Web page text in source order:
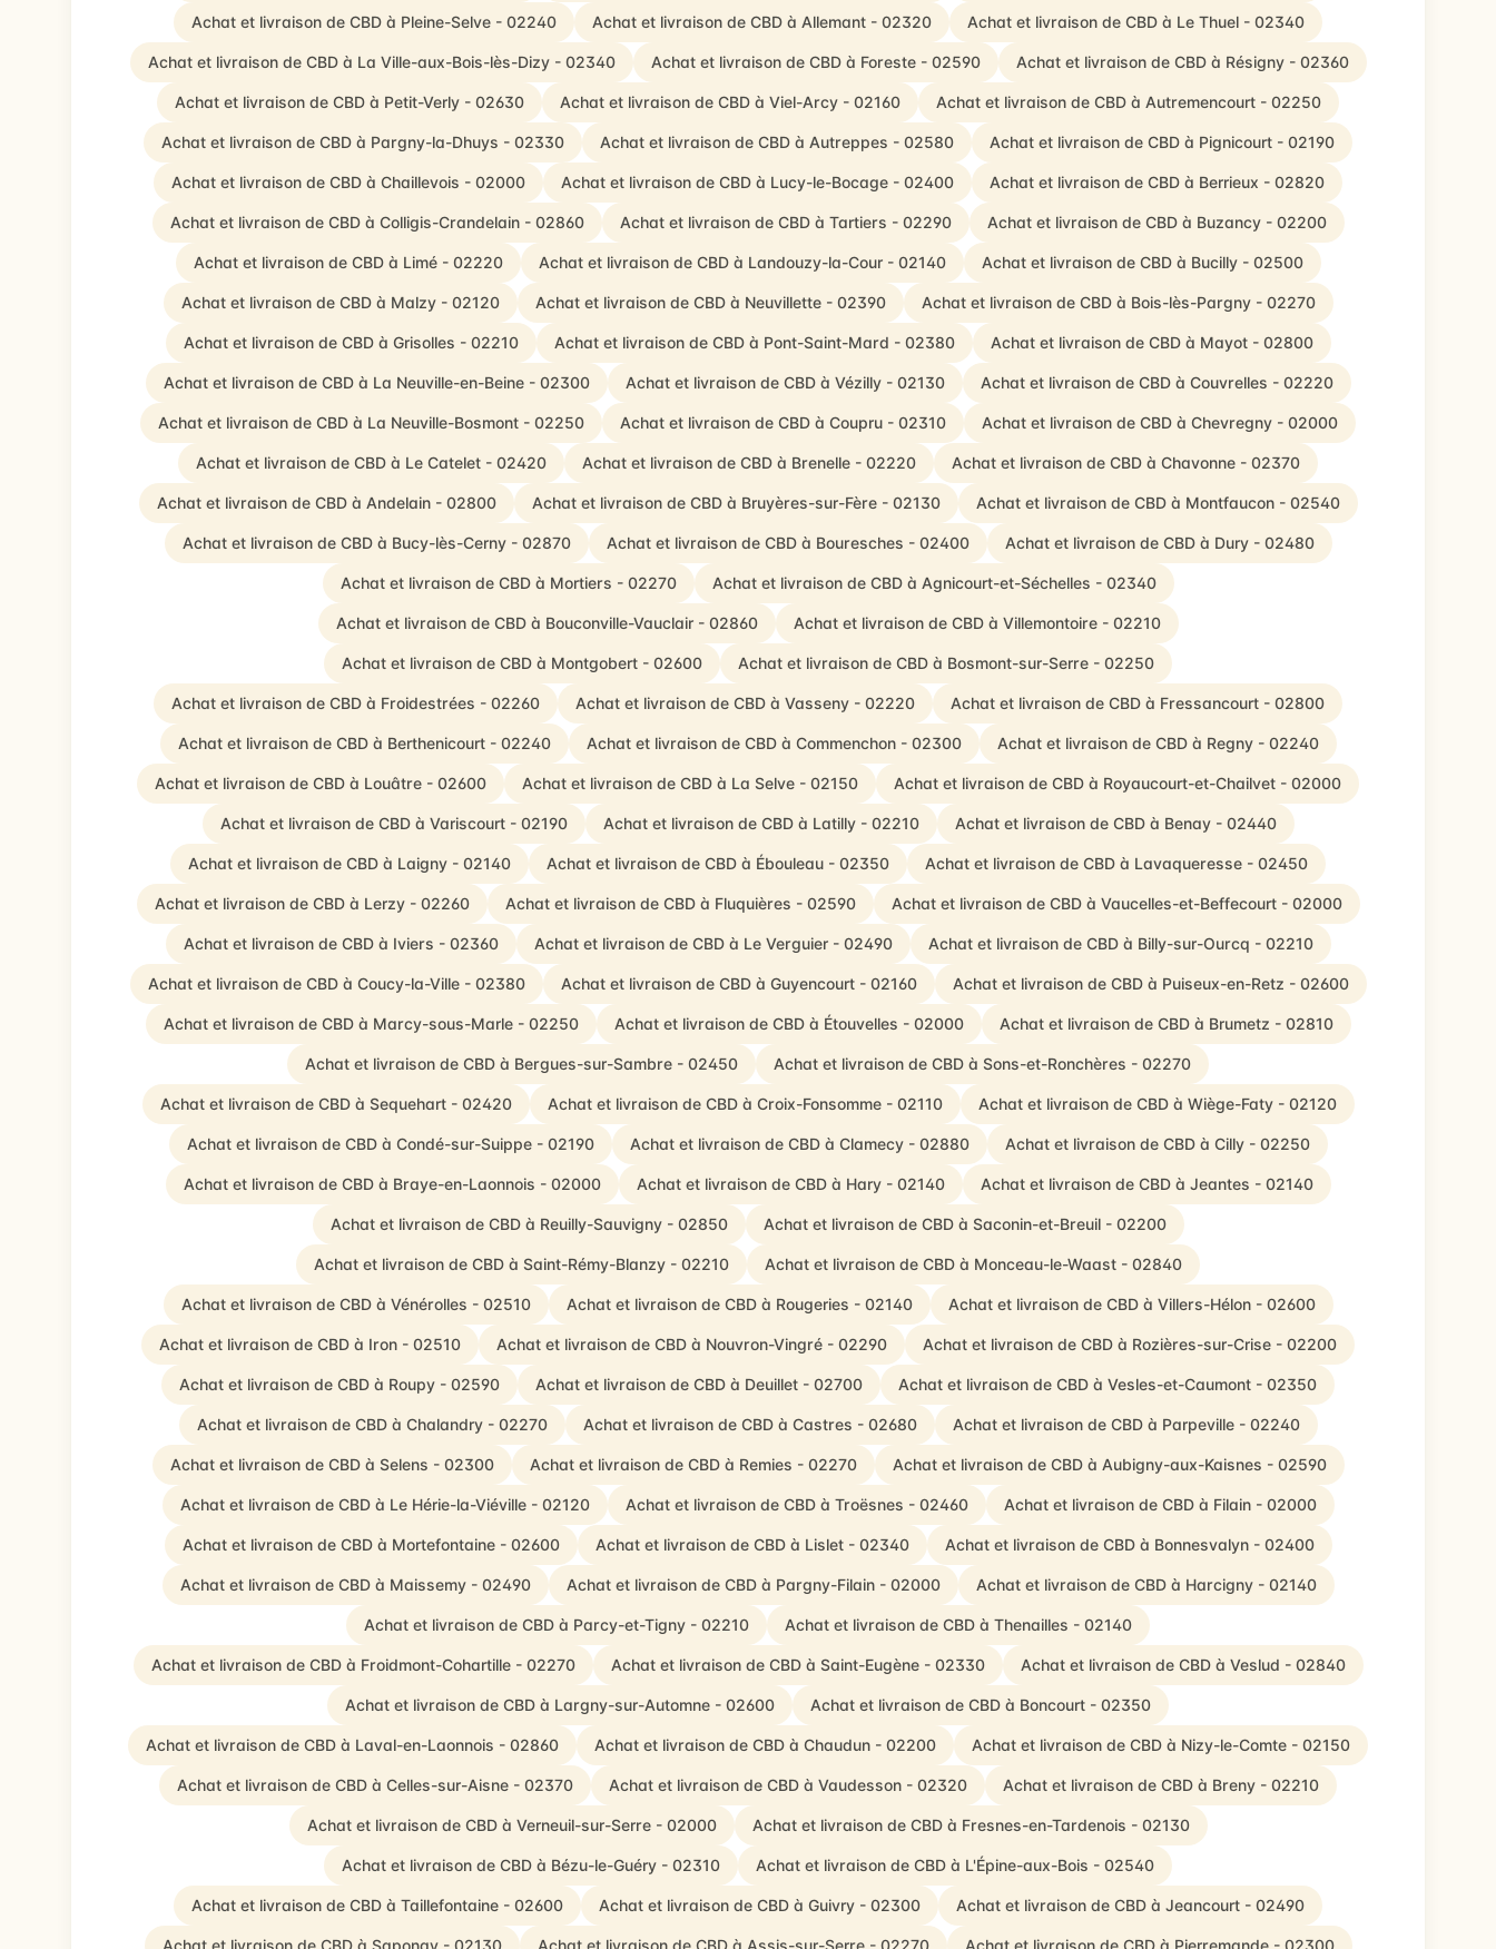
Achat et livraison de CBD à Pleine-Selve - 02240 Achat et livraison de CBD à Allemant - 02320 Achat et livraison de CBD à Le Thuel - 02340
Achat et livraison de CBD à La Ville-aux-Bois-lès-Dizy - 02340 Achat et livraison de CBD à Foreste - 02590 Achat et livraison de CBD à Résigny - 02360
Achat et livraison de CBD à Petit-Verly - 02630 Achat et livraison de CBD à Viel-Arcy - 02160 Achat et livraison de CBD à Autremencourt - 02250
Achat et livraison de CBD à Pargny-la-Dhuys - 02330 Achat et livraison de CBD à Autreppes - 02580 Achat et livraison de CBD à Pignicourt - 02190
Achat et livraison de CBD à Chaillevois - 02000 Achat et livraison de CBD à Lucy-le-Bocage - 02400 Achat et livraison de CBD à Berrieux - 02820
Achat et livraison de CBD à Colligis-Crandelain - 02860 Achat et livraison de CBD à Tartiers - 02290 Achat et livraison de CBD à Buzancy - 02200
Achat et livraison de CBD à Limé - 02220 Achat et livraison de CBD à Landouzy-la-Cour - 02140 Achat et livraison de CBD à Bucilly - 02500
Achat et livraison de CBD à Malzy - 02120 Achat et livraison de CBD à Neuvillette - 02390 Achat et livraison de CBD à Bois-lès-Pargny - 02270
Achat et livraison de CBD à Grisolles - 02210 Achat et livraison de CBD à Pont-Saint-Mard - 02380 Achat et livraison de CBD à Mayot - 02800
Achat et livraison de CBD à La Neuville-en-Beine - 02300 Achat et livraison de CBD à Vézilly - 02130 Achat et livraison de CBD à Couvrelles - 02220
Achat et livraison de CBD à La Neuville-Bosmont - 02250 Achat et livraison de CBD à Coupru - 02310 Achat et livraison de CBD à Chevregny - 02000
Achat et livraison de CBD à Le Catelet - 02420 Achat et livraison de CBD à Brenelle - 02220 Achat et livraison de CBD à Chavonne - 02370
Achat et livraison de CBD à Andelain - 02800 Achat et livraison de CBD à Bruyères-sur-Fère - 02130 Achat et livraison de CBD à Montfaucon - 02540
Achat et livraison de CBD à Bucy-lès-Cerny - 02870 Achat et livraison de CBD à Bouresches - 02400 Achat et livraison de CBD à Dury - 02480
Achat et livraison de CBD à Mortiers - 02270 Achat et livraison de CBD à Agnicourt-et-Séchelles - 02340
Achat et livraison de CBD à Bouconville-Vauclair - 02860 Achat et livraison de CBD à Villemontoire - 02210
Achat et livraison de CBD à Montgobert - 02600 Achat et livraison de CBD à Bosmont-sur-Serre - 02250
Achat et livraison de CBD à Froidestrées - 02260 Achat et livraison de CBD à Vasseny - 02220 Achat et livraison de CBD à Fressancourt - 02800
Achat et livraison de CBD à Berthenicourt - 02240 Achat et livraison de CBD à Commenchon - 02300 Achat et livraison de CBD à Regny - 02240
Achat et livraison de CBD à Louâtre - 02600 Achat et livraison de CBD à La Selve - 02150 Achat et livraison de CBD à Royaucourt-et-Chailvet - 02000
Achat et livraison de CBD à Variscourt - 02190 Achat et livraison de CBD à Latilly - 02210 Achat et livraison de CBD à Benay - 02440
Achat et livraison de CBD à Laigny - 02140 Achat et livraison de CBD à Ébouleau - 02350 Achat et livraison de CBD à Lavaqueresse - 02450
Achat et livraison de CBD à Lerzy - 02260 Achat et livraison de CBD à Fluquières - 02590 Achat et livraison de CBD à Vaucelles-et-Beffecourt - 02000
Achat et livraison de CBD à Iviers - 02360 Achat et livraison de CBD à Le Verguier - 02490 Achat et livraison de CBD à Billy-sur-Ourcq - 02210
Achat et livraison de CBD à Coucy-la-Ville - 02380 Achat et livraison de CBD à Guyencourt - 02160 Achat et livraison de CBD à Puiseux-en-Retz - 02600
Achat et livraison de CBD à Marcy-sous-Marle - 02250 Achat et livraison de CBD à Étouvelles - 02000 Achat et livraison de CBD à Brumetz - 02810
Achat et livraison de CBD à Bergues-sur-Sambre - 02450 Achat et livraison de CBD à Sons-et-Ronchères - 02270
Achat et livraison de CBD à Sequehart - 02420 Achat et livraison de CBD à Croix-Fonsomme - 02110 Achat et livraison de CBD à Wiège-Faty - 02120
Achat et livraison de CBD à Condé-sur-Suippe - 02190 Achat et livraison de CBD à Clamecy - 02880 Achat et livraison de CBD à Cilly - 02250
Achat et livraison de CBD à Braye-en-Laonnois - 02000 Achat et livraison de CBD à Hary - 02140 Achat et livraison de CBD à Jeantes - 02140
Achat et livraison de CBD à Reuilly-Sauvigny - 02850 Achat et livraison de CBD à Saconin-et-Breuil - 02200
Achat et livraison de CBD à Saint-Rémy-Blanzy - 02210 Achat et livraison de CBD à Monceau-le-Waast - 02840
Achat et livraison de CBD à Vénérolles - 02510 Achat et livraison de CBD à Rougeries - 02140 Achat et livraison de CBD à Villers-Hélon - 02600
Achat et livraison de CBD à Iron - 02510 Achat et livraison de CBD à Nouvron-Vingré - 02290 Achat et livraison de CBD à Rozières-sur-Crise - 02200
Achat et livraison de CBD à Roupy - 02590 Achat et livraison de CBD à Deuillet - 02700 Achat et livraison de CBD à Vesles-et-Caumont - 02350
Achat et livraison de CBD à Chalandry - 02270 Achat et livraison de CBD à Castres - 02680 Achat et livraison de CBD à Parpeville - 02240
Achat et livraison de CBD à Selens - 02300 Achat et livraison de CBD à Remies - 02270 Achat et livraison de CBD à Aubigny-aux-Kaisnes - 02590
Achat et livraison de CBD à Le Hérie-la-Viéville - 02120 Achat et livraison de CBD à Troësnes - 02460 Achat et livraison de CBD à Filain - 02000
Achat et livraison de CBD à Mortefontaine - 02600 Achat et livraison de CBD à Lislet - 02340 Achat et livraison de CBD à Bonnesvalyn - 02400
Achat et livraison de CBD à Maissemy - 02490 Achat et livraison de CBD à Pargny-Filain - 02000 Achat et livraison de CBD à Harcigny - 02140
Achat et livraison de CBD à Parcy-et-Tigny - 02210 Achat et livraison de CBD à Thenailles - 02140
Achat et livraison de CBD à Froidmont-Cohartille - 02270 Achat et livraison de CBD à Saint-Eugène - 02330 Achat et livraison de CBD à Veslud - 02840
Achat et livraison de CBD à Largny-sur-Automne - 02600 Achat et livraison de CBD à Boncourt - 02350
Achat et livraison de CBD à Laval-en-Laonnois - 02860 Achat et livraison de CBD à Chaudun - 02200 Achat et livraison de CBD à Nizy-le-Comte - 02150
Achat et livraison de CBD à Celles-sur-Aisne - 02370 Achat et livraison de CBD à Vaudesson - 02320 Achat et livraison de CBD à Breny - 02210
Achat et livraison de CBD à Verneuil-sur-Serre - 02000 Achat et livraison de CBD à Fresnes-en-Tardenois - 02130
Achat et livraison de CBD à Bézu-le-Guéry - 02310 Achat et livraison de CBD à L'Épine-aux-Bois - 02540
Achat et livraison de CBD à Taillefontaine - 02600 Achat et livraison de CBD à Guivry - 02300 Achat et livraison de CBD à Jeancourt - 02490
Achat et livraison de CBD à Saponay - 02130 Achat et livraison de CBD à Assis-sur-Serre - 02270 Achat et livraison de CBD à Pierremande - 02300